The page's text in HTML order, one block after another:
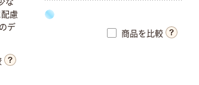
な
慮
デ
商品を比較